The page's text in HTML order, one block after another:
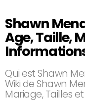
Shawn
Age, Taille,
Qui est Shawn
Wiki de Shawn
Mariage, Tailles